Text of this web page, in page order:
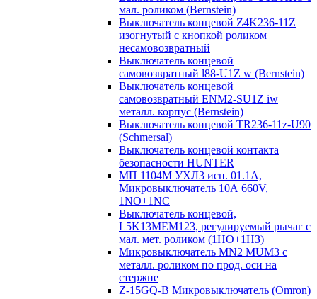
мал. роликом (Bernstein)
Выключатель концевой Z4K236-11Z
изогнутый с кнопкой роликом
несамовозвратный
Выключатель концевой
самовозвратный l88-U1Z w (Bernstein)
Выключатель концевой
самовозвратный ENM2-SU1Z iw
металл. корпус (Bernstein)
Выключатель концевой TR236-11z-U90
(Schmersal)
Выключатель концевой контакта
безопасности HUNTER
МП 1104М УХЛ3 исп. 01.1А,
Микровыключатель 10А 660V,
1NO+1NC
Выключатель концевой,
L5K13MEM123, регулируемый рычаг с
мал. мет. роликом (1НО+1НЗ)
Микровыключатель MN2 MUM3 с
металл. роликом по прод. оси на
стержне
Z-15GQ-B Микровыключатель (Omron)